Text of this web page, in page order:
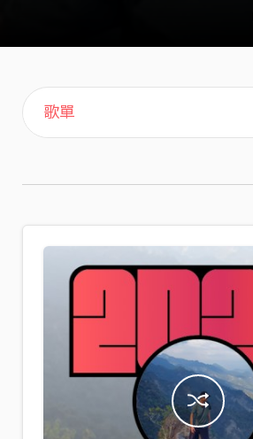
主頁
歌單
喜歡
關於